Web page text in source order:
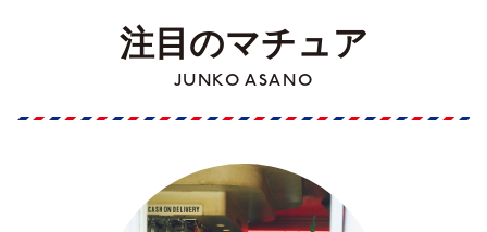
注目のマチュア
JUNKO ASANO